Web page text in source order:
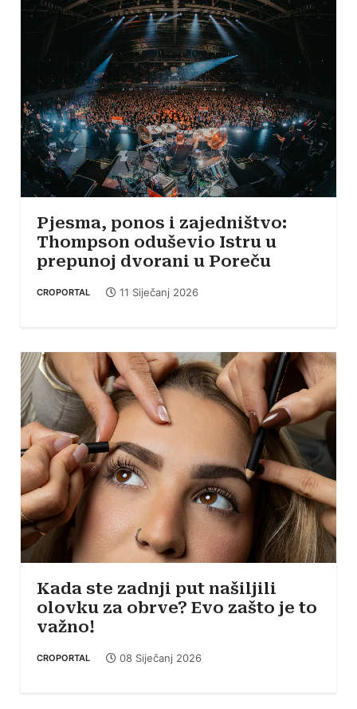
Pjesma, ponos i zajedništvo:
Thompson oduševio Istru u
prepunoj dvorani u Poreču
CROPORTAL 11 Siječanj 2026
Kada ste zadnji put našiljili
olovku za obrve? Evo zašto je to
važno!
CROPORTAL 08 Siječanj 2026